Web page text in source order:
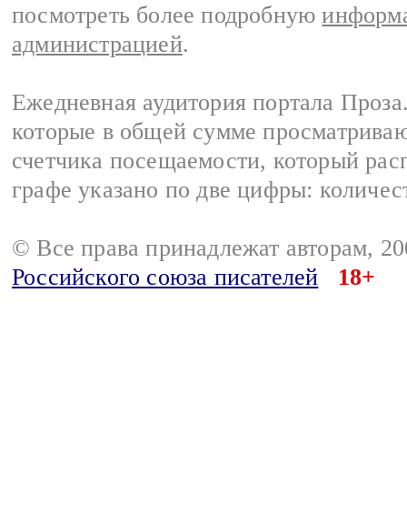
посмотреть более подробную
администрацией.
Ежедневная аудитория портала
которые в общей сумме
счетчика посещаемости, который
графе указано по две цифры:
© Все права принадлежат авторам,
Российского союза писателей
18+